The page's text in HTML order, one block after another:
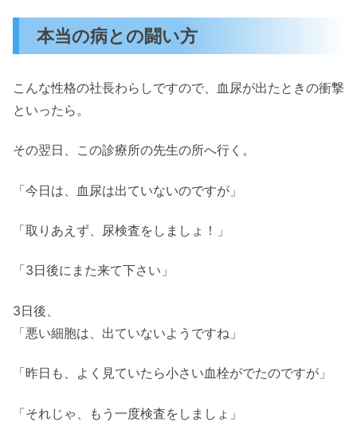
本当の病との闘い方
こんな性格の社長わらしですので、血尿が出たときの衝撃
といったら。
その翌日、この診療所の先生の所へ行く。
「今日は、血尿は出ていないのですが」
「取りあえず、尿検査をしましょ！」
「3日後にまた来て下さい」
3日後、
「悪い細胞は、出ていないようですね」
「昨日も、よく見ていたら小さい血栓がでたのですが」
「それじゃ、もう一度検査をしましょ」